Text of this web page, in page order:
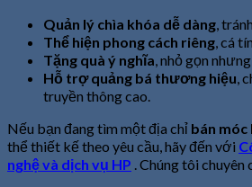
Quản lý chìa khóa dễ dàng,
Thể hiện phong cách riêng, cá
Tặng quà ý nghĩa, nhỏ gọn
Hỗ trợ quảng bá thương hiệu,
truyền thông cao.
Nếu bạn đang tìm một địa chỉ bán móc
thể thiết kế theo yêu cầu, hãy đến với
nghệ và dịch vụ HP . Chúng tôi chuyên